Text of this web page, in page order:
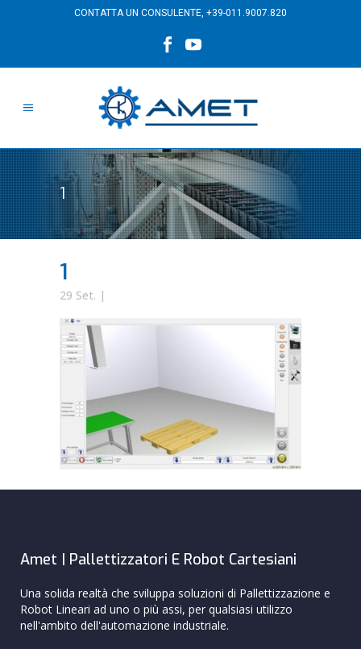
CONTATTA UN CONSULENTE, +39-011.9007.820
1
1
29 Set. |
Amet | Pallettizzatori E Robot Cartesiani
Una solida realtà che sviluppa soluzioni di Pallettizzazione e
Robot Lineari ad uno o più assi, per qualsiasi utilizzo
nell'ambito dell'automazione industriale.